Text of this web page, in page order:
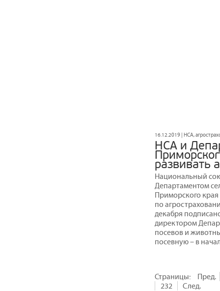
16.12.2019 | НСА,
НСА и
развивать
Национальный
Департаментом
Приморского
по
декабря
директором
посевов и
посевную – в
Страницы:
Пред.
232
След.